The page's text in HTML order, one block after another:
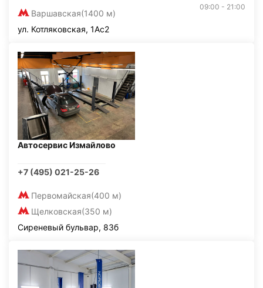
Варшавская(1400 м)
09:00 - 21:00
ул. Котляковская, 1Ас2
Автосервис Измайлово
+7 (495) 021-25-26
Первомайская(400 м)
Щелковская(350 м)
Сиреневый бульвар, 83б